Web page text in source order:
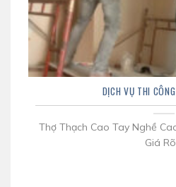
DỊCH VỤ THI
Thợ Thạch Cao Tay Nghề
Giá